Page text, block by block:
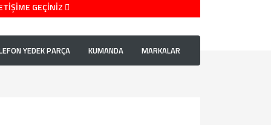
GEÇİNİZ
YEDEK PARÇA KUMANDA MARKALAR